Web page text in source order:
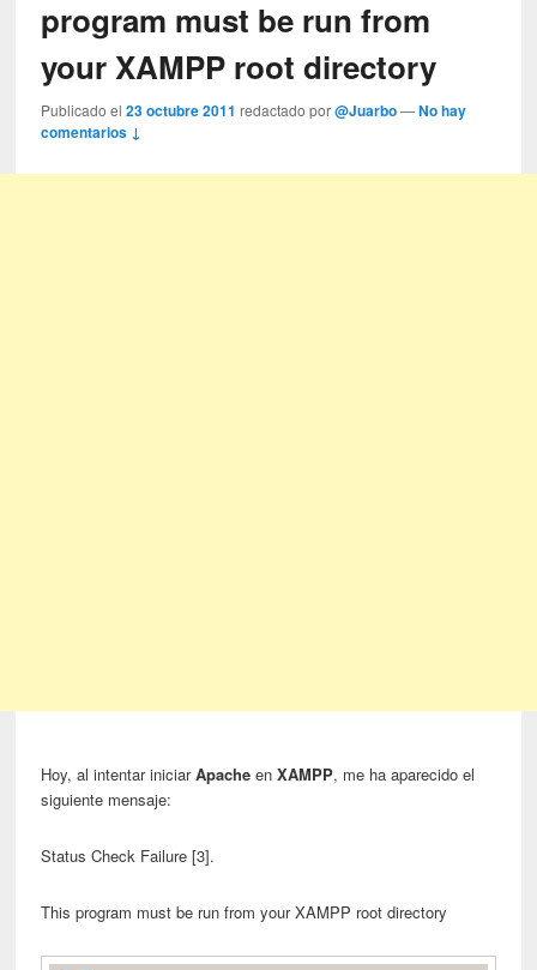
program must be run from
your XAMPP root directory
Publicado el23 octubre 2011 redactado por@Juarbo —No hay
comentarios ↓
Hoy, al intentar iniciarApache enXAMPP, me ha aparecido el
siguiente mensaje:
Status Check Failure [3].
This program must be run from your XAMPP root directory